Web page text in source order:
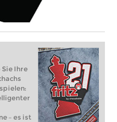
Sie Ihre
– es ist